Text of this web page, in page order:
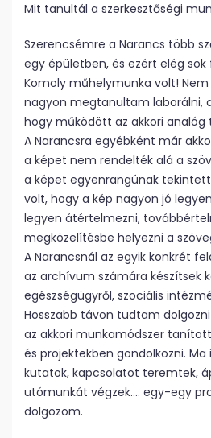
Mit tanultál a szerkesztőségi
Szerencsémre a Narancs több
egy épületben, és ezért elég
Komoly műhelymunka volt!
nagyon megtanultam laborálni,
hogy működött az akkori analóg
A Narancsra egyébként már
a képet nem rendelték alá a
a képet egyenrangúnak
volt, hogy a kép nagyon jó
legyen átértelmezni,
megközelítésbe helyezni a
A Narancsnál az egyik konkrét
az archívum számára készítsek
egészségügyről, szociális
Hosszabb távon tudtam
az akkori munkamódszer
és projektekben gondolkozni.
kutatok, kapcsolatot teremtek,
utómunkát végzek…. egy-egy
dolgozom.